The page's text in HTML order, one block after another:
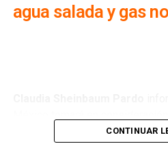
agua salada y gas
conclusiones preliminares del
CONTINUAR